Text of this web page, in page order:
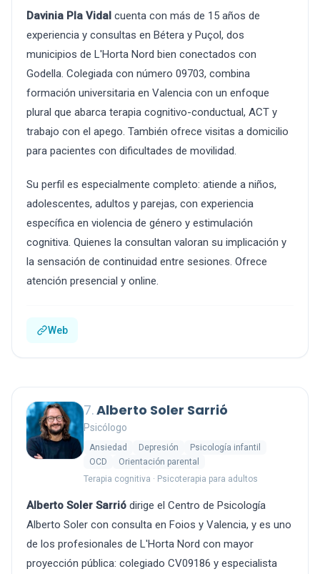
Davinia Pla Vidal cuenta con más de 15 años de
experiencia y consultas en Bétera y Puçol, dos
municipios de L'Horta Nord bien conectados con
Godella. Colegiada con número 09703, combina
formación universitaria en Valencia con un enfoque
plural que abarca terapia cognitivo-conductual, ACT y
trabajo con el apego. También ofrece visitas a domicilio
para pacientes con dificultades de movilidad.
Su perfil es especialmente completo: atiende a niños,
adolescentes, adultos y parejas, con experiencia
específica en violencia de género y estimulación
cognitiva. Quienes la consultan valoran su implicación y
la sensación de continuidad entre sesiones. Ofrece
atención presencial y online.
Web
7.Alberto Soler Sarrió
Psicólogo
Ansiedad Depresión
Psicología infantil
OCD
Orientación parental
Terapia cognitiva · Psicoterapia para adultos
Alberto Soler Sarrió dirige el Centro de Psicología
Alberto Soler con consulta en Foios y Valencia, y es uno
de los profesionales de L'Horta Nord con mayor
proyección pública: colegiado CV09186 y especialista